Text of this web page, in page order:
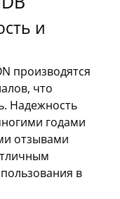
и
производятся
что
Надежность
годами
отзывами
в